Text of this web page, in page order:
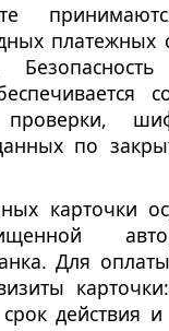
платежных
проверки,
по
карточки
Для
действия